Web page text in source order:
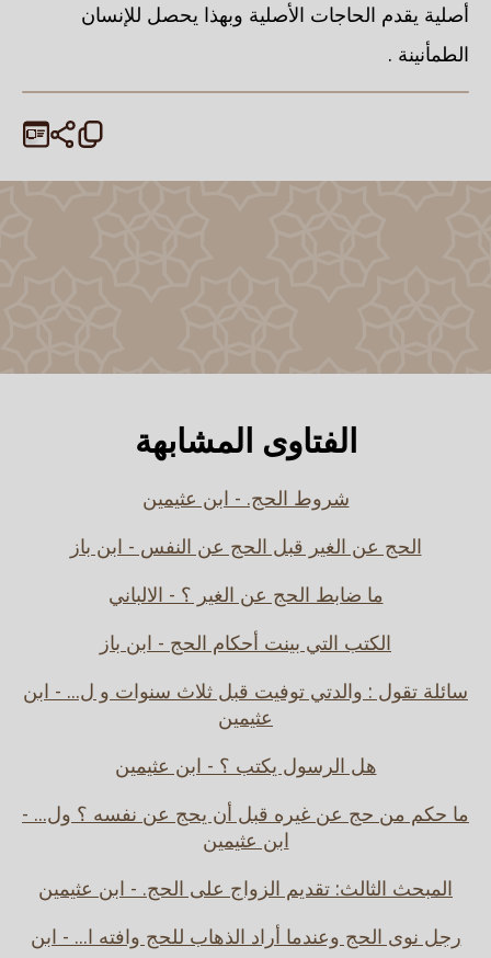
أصلية يقدم الحاجات الأصلية وبهذا يحصل للإنسان
الطمأنينة .
الفتاوى المشابهة
شروط الحج. - ابن عثيمين
الحج عن الغير قبل الحج عن النفس - ابن باز
ما ضابط الحج عن الغير ؟ - الالباني
الكتب التي بينت أحكام الحج - ابن باز
سائلة تقول : والدتي توفيت قبل ثلاث سنوات و ل... - ابن
عثيمين
هل الرسول يكتب ؟ - ابن عثيمين
ما حكم من حج عن غيره قبل أن يحج عن نفسه ؟ ول... -
ابن عثيمين
المبحث الثالث: تقديم الزواج على الحج. - ابن عثيمين
رجل نوى الحج وعندما أراد الذهاب للحج وافته ا... - ابن